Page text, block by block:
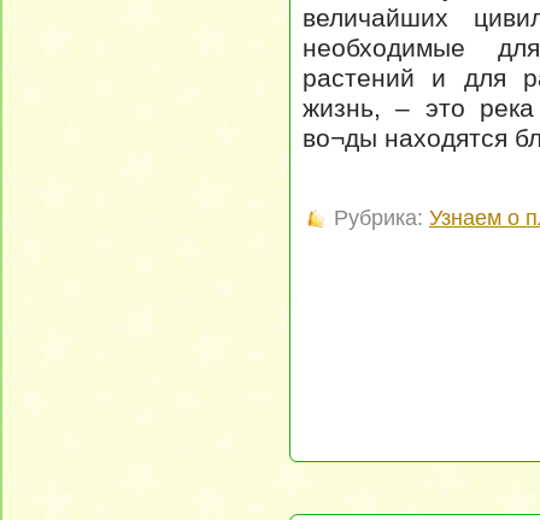
величайших
необходимые
растений и для
жизнь, – это
во¬ды находятся
Рубрика: Узнаем о